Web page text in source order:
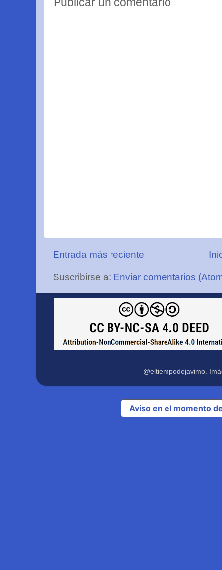
Entrada más reciente
Suscribirse a: Enviar comentarios
@eltiempodejavimo.
Aviso en el momento